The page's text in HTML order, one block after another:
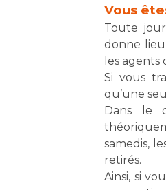
Vous
Toute
donne
les
Si vous
qu’une
Dans le
samedis,
retirés.
Ainsi, si